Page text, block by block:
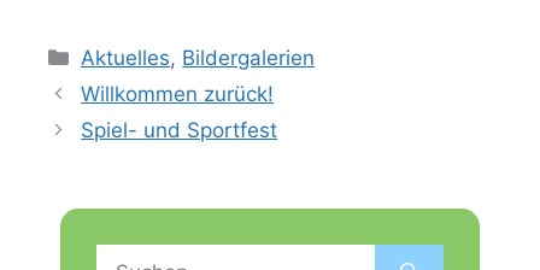
Kategorien
Aktuelles, Bildergalerien
Willkommen zurück!
Spiel- und Sportfest